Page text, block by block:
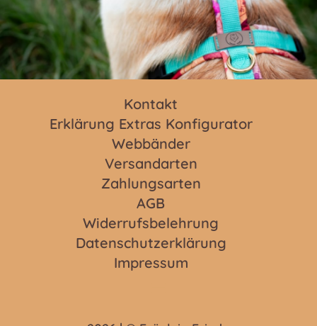
Kontakt
Erklärung Extras Konfigurator
Webbänder
Versandarten
Zahlungsarten
AGB
Widerrufsbelehrung
Datenschutzerklärung
Impressum